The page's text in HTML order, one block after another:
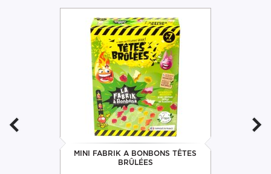
MINI FABRIK A BONBONS TÊTES
BRÛLÉES